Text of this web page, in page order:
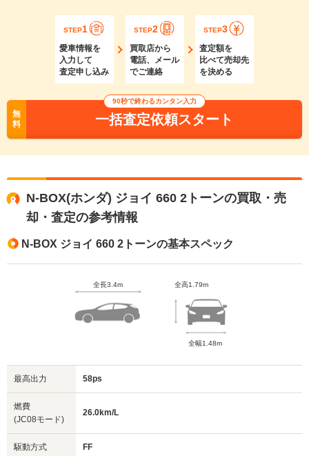
STEP1
愛車情報を
入力して
査定申し込み
STEP2
買取店から
電話、メール
でご連絡
STEP3
査定額を
比べて売却先
を決める
無
料
90秒で終わるカンタン入力
一括査定依頼スタート
N-BOX(ホンダ) ジョイ 660 2トーンの買取・売
却・査定の参考情報
N-BOX ジョイ 660 2トーンの基本スペック
全長3.4m 全高1.79m
全幅1.48m
最高出力 58ps
燃費
(JC08モード)
26.0km/L
駆動方式 FF